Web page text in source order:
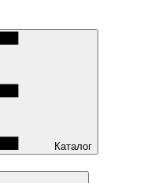
Каталог